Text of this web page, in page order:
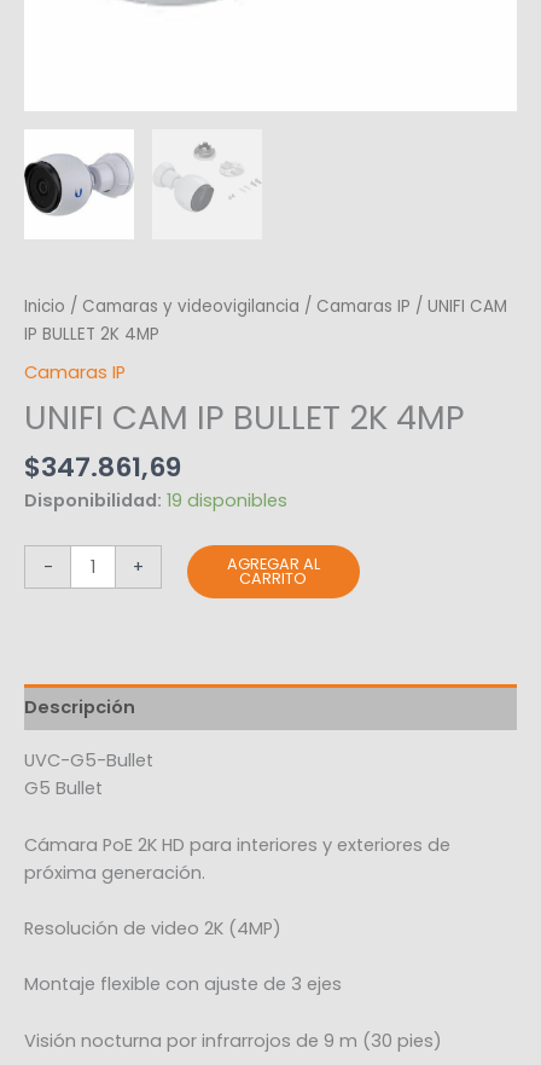
Inicio / Camaras y videovigilancia / Camaras IP / UNIFI CAM
IP BULLET 2K 4MP
Camaras IP
UNIFI CAM IP BULLET 2K 4MP
$347.861,69
Disponibilidad: 19 disponibles
- + AGREGAR AL
CARRITO
Descripción
UVC-G5-Bullet
G5 Bullet
Cámara PoE 2K HD para interiores y exteriores de
próxima generación.
Resolución de video 2K (4MP)
Montaje flexible con ajuste de 3 ejes
Visión nocturna por infrarrojos de 9 m (30 pies)